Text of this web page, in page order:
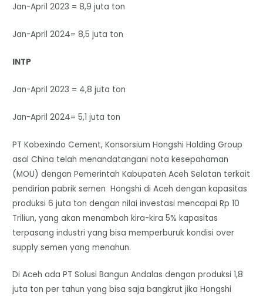
Jan-April 2023 = 8,9 juta ton
Jan-April 2024= 8,5 juta ton
INTP
Jan-April 2023 = 4,8 juta ton
Jan-April 2024= 5,1 juta ton
PT Kobexindo Cement, Konsorsium Hongshi Holding Group
asal China telah menandatangani nota kesepahaman
(MOU) dengan Pemerintah Kabupaten Aceh Selatan terkait
pendirian pabrik semen Hongshi di Aceh dengan kapasitas
produksi 6 juta ton dengan nilai investasi mencapai Rp 10
Triliun, yang akan menambah kira-kira 5% kapasitas
terpasang industri yang bisa memperburuk kondisi over
supply semen yang menahun.
Di Aceh ada PT Solusi Bangun Andalas dengan produksi 1,8
juta ton per tahun yang bisa saja bangkrut jika Hongshi